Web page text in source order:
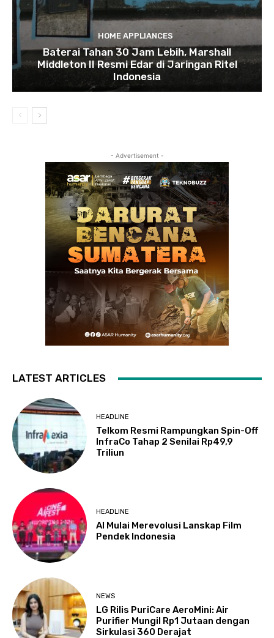
HOME APPLIANCES
Baterai Tahan 30 Jam Lebih, Marshall
Middleton II Resmi Edar di Jaringan Ritel
Indonesia
- Advertisement -
LATEST ARTICLES
HEADLINE
Telkom Resmi Rampungkan Spin-Off
InfraCo Tahap 2 Senilai Rp49,9
Triliun
HEADLINE
AI Mulai Merevolusi Lanskap Film
Pendek Indonesia
NEWS
LG Rilis PuriCare AeroMini: Air
Purifier Mungil Rp1 Jutaan dengan
Sirkulasi 360 Derajat